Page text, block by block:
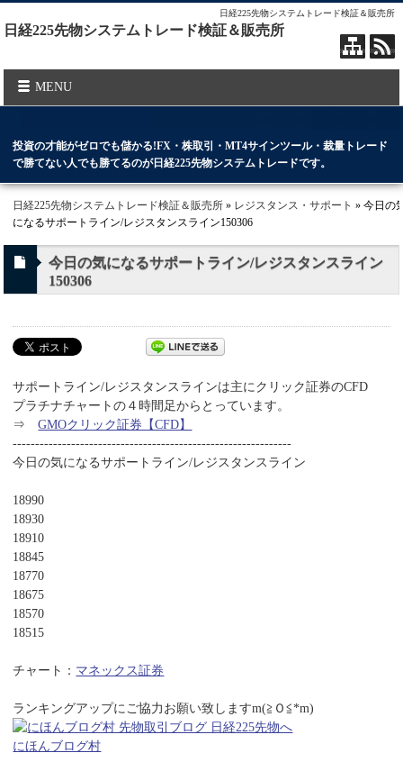
日経225先物システムトレード検証＆販売所
日経225先物システムトレード検証＆販売所
MENU
投資の才能がゼロでも儲かる!FX・株取引・MT4サインツール・裁量トレード
で勝てない人でも勝てるのが日経225先物システムトレードです。
日経225先物システムトレード検証＆販売所 » レジスタンス・サポート » 今日の
になるサポートライン/レジスタンスライン150306
今日の気になるサポートライン/レジスタンスライン
150306
サポートライン/レジスタンスラインは主にクリック証券のCFD
プラチナチャートの４時間足からとっています。
⇒GMOクリック証券【CFD】
--------------------------------------------------------------
今日の気になるサポートライン/レジスタンスライン
18990
18930
18910
18845
18770
18675
18570
18515
チャート： マネックス証券
ランキングアップにご協力お願い致しますm(≧Ｏ≦*m)
にほんブログ村